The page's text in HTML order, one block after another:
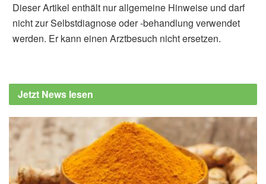
Mediterranean-style diet improved brain
health in study of Hispanic/Latino adults
Rebecca J. Solch-Ottaiano, Elizabeth B.
Engler-Chiurazzi, Colin Harper, Savannah
Wasson, Sharon Ogbonna, et al.:
Comparison between two divergent diets,
Dieser Artikel enthält nur allgemeine Hinweise und darf
nicht zur Selbstdiagnose oder -behandlung verwendet
werden. Er kann einen Arztbesuch nicht ersetzen.
Jetzt News lesen